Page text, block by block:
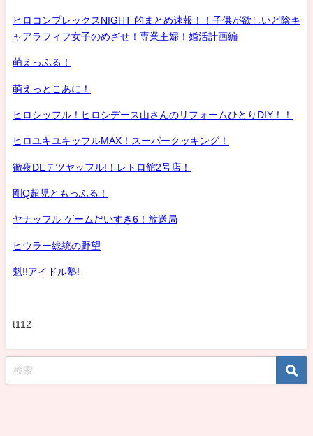
ヒロコンプレックスNIGHT 的まとめ速報！！子供が欲しいど陰キ
ャアラフィフ女子のめざせ！専業主婦！婚活計画編
萌えっふる！
萌えっとこあに！
ヒロシッフル！ヒロシデース山さんのリフォームひとりDIY！！
ヒロユキユキッフルMAX！スーパークッキング！
徹夜DEテツヤッフル!！レトロ館2号店！
剛Q超児ともっふる！
ヤナッフル ゲームだいすき6！放送局
ヒウラー総統の野望
魁!!アイドル塾!
t112